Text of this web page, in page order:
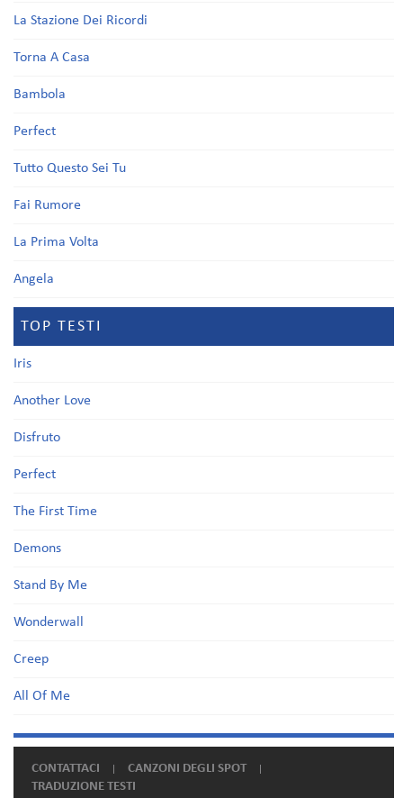
La Stazione Dei Ricordi
Torna A Casa
Bambola
Perfect
Tutto Questo Sei Tu
Fai Rumore
La Prima Volta
Angela
TOP TESTI
Iris
Another Love
Disfruto
Perfect
The First Time
Demons
Stand By Me
Wonderwall
Creep
All Of Me
CONTATTACI
CANZONI DEGLI SPOT
TRADUZIONE TESTI